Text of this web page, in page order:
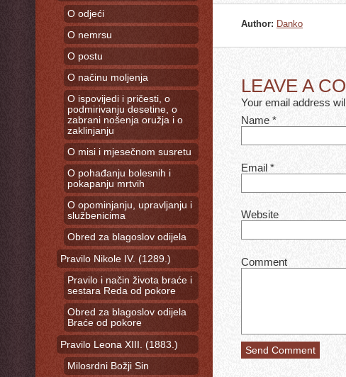
Author: Danko
LEAVE A
Your email address
Name *
Email *
Website
Comment
O odjeći
O nemrsu
O postu
O načinu moljenja
O ispovijedi i pričesti, o
podmirivanju desetine, o
zabrani nošenja oružja i o
zaklinjanju
O misi i mjesečnom susretu
O pohađanju bolesnih i
pokapanju mrtvih
O opominjanju, upravljanju i
službenicima
Obred za blagoslov odijela
Pravilo Nikole IV. (1289.)
Pravilo i način života braće i
sestara Reda od pokore
Obred za blagoslov odijela
Braće od pokore
Pravilo Leona XIII. (1883.)
Milosrdni Božji Sin